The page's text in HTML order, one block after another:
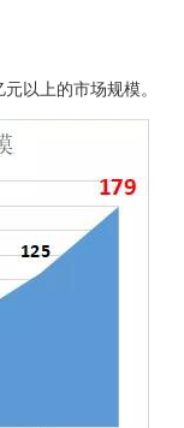
以上的市场规模。